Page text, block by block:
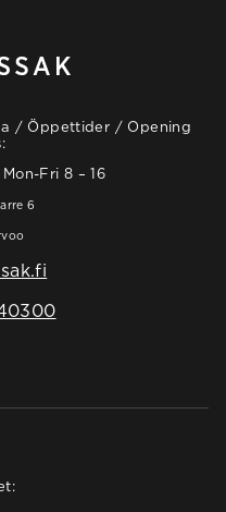
/ Öppettider / Opening
Fri 8 – 16
6